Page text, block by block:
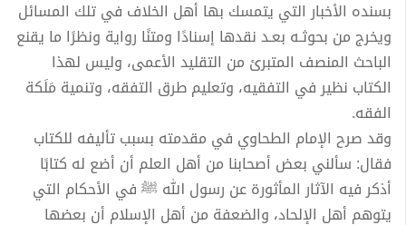
بسنده الأخبار التي يتمسك بها أهل الخلاف في تلك المسائل
ويخرج من بحوثـه بعـد نقدها إسنادًا ومتنًا رواية ونظرًا ما يقنع
الباحث المنصف المتبرئ من التقليد الأعمى، وليس لهذا
الكتاب نظير في التفقيه، وتعليم طرق التفقه، وتنمية مَلَكة
الفقه.
وقد صرح الإمام الطحاوي في مقدمته بسبب تأليفه للكتاب
فقال: سألني بعض أصحابنا من أهل العلم أن أضع له كتابًا
أذكر فيه الآثار المأثورة عن رسول الله ﷺ في الأحكام التي
يتوهم أهل الإلحاد، والضعفة من أهل الإسلام أن بعضها